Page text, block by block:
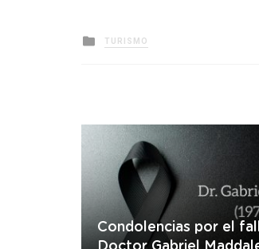
Posted
in
TURISMO
Condolencias por el